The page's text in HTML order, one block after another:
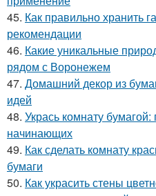
45. Как правильно хранить
рекомендации
46. Какие уникальные
рядом с Воронежем
47. Домашний декор из
идей
48. Укрась комнату
начинающих
49. Как сделать комнату
бумаги
50. Как украсить стены